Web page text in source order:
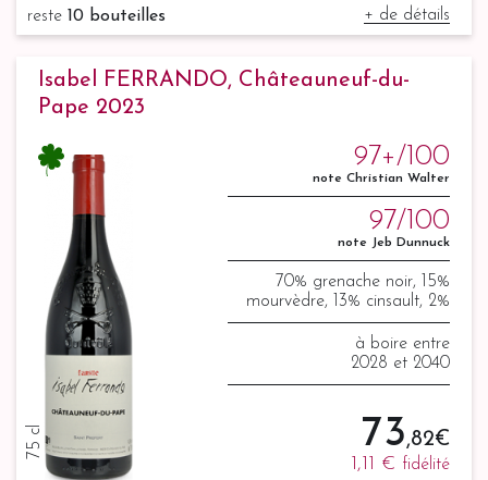
reste 10 bouteilles + de détails
Isabel FERRANDO, Châteauneuf-du-
Pape 2023
75 cl
97+/100
note Christian Walter
97/100
note Jeb Dunnuck
70% grenache noir, 15%
mourvèdre, 13% cinsault, 2%
syrah
à boire entre
2028 et 2040
73,82 €
1,11 € fidélité